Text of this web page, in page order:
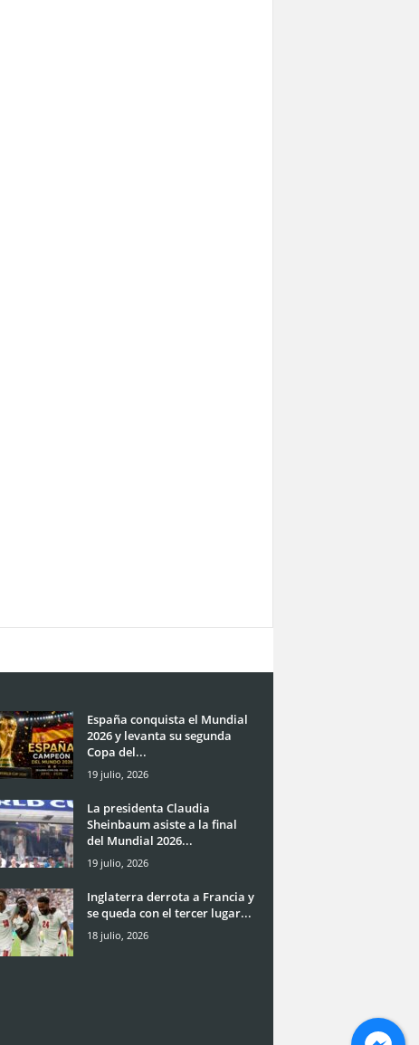
España conquista el Mundial
2026 y levanta su segunda
Copa del...
19 julio, 2026
La presidenta Claudia
Sheinbaum asiste a la final
del Mundial 2026...
19 julio, 2026
Inglaterra derrota a Francia y
se queda con el tercer lugar...
18 julio, 2026